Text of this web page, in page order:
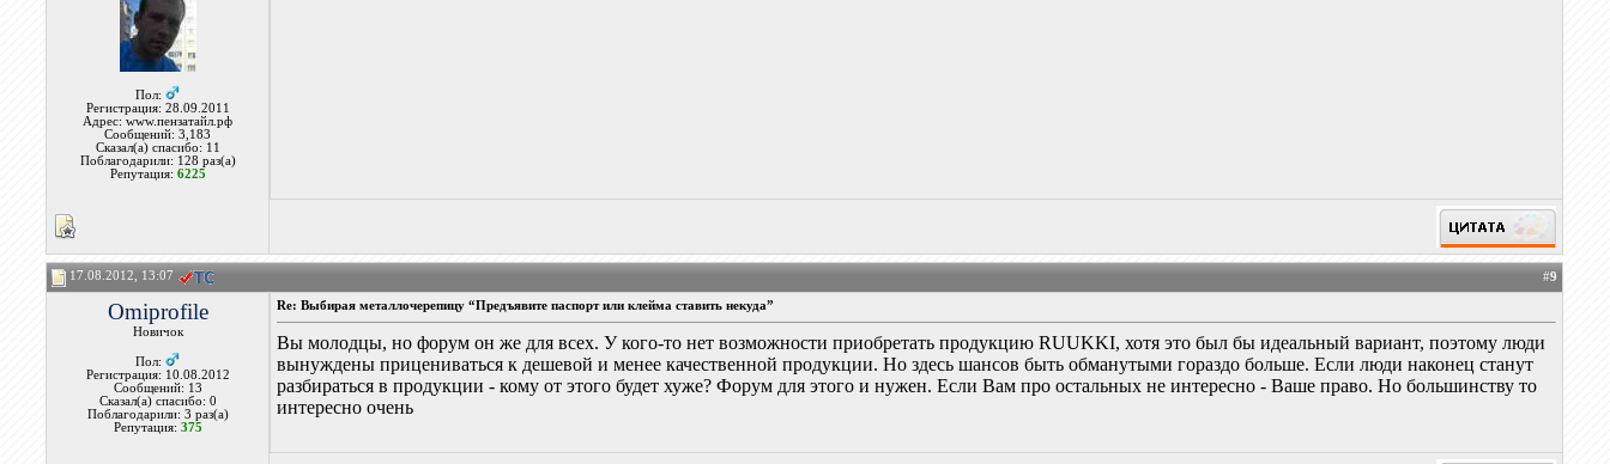
Пол:
Регистрация: 28.09.2011
Адрес: www.пензатайл.рф
Сообщений: 3,183
Сказал(а) спасибо: 11
Поблагодарили: 128 раз(а)
Репутация: 6225
17.08.2012, 13:07 #9
Omiprofile
Новичок
Пол:
Регистрация: 10.08.2012
Сообщений: 13
Сказал(а) спасибо: 0
Поблагодарили: 3 раз(а)
Репутация: 375
Re: Выбирая металлочерепицу “Предъявите паспорт или клейма ставить некуда”
Вы молодцы, но форум он же для всех. У кого-то нет возможности приобретать продукцию RUUKKI, хотя это был бы идеальный вариант, поэтому люди
вынуждены прицениваться к дешевой и менее качественной продукции. Но здесь шансов быть обманутыми гораздо больше. Если люди наконец станут
разбираться в продукции - кому от этого будет хуже? Форум для этого и нужен. Если Вам про остальных не интересно - Ваше право. Но большинству то
интересно очень